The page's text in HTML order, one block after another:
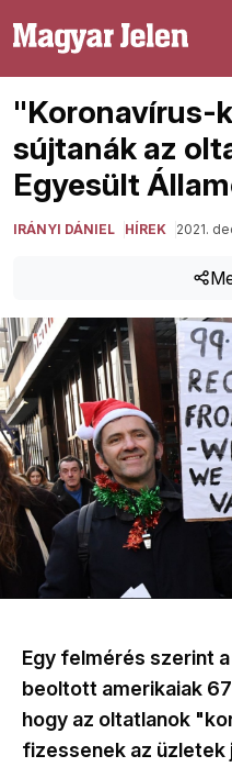
"Koronavírus-
sújtanák az
Egyesült
IRÁNYI DÁNIEL HÍREK 2021.
Egy felmérés szerint
beoltott amerikaiak
hogy az oltatlanok
fizessenek az üzletek